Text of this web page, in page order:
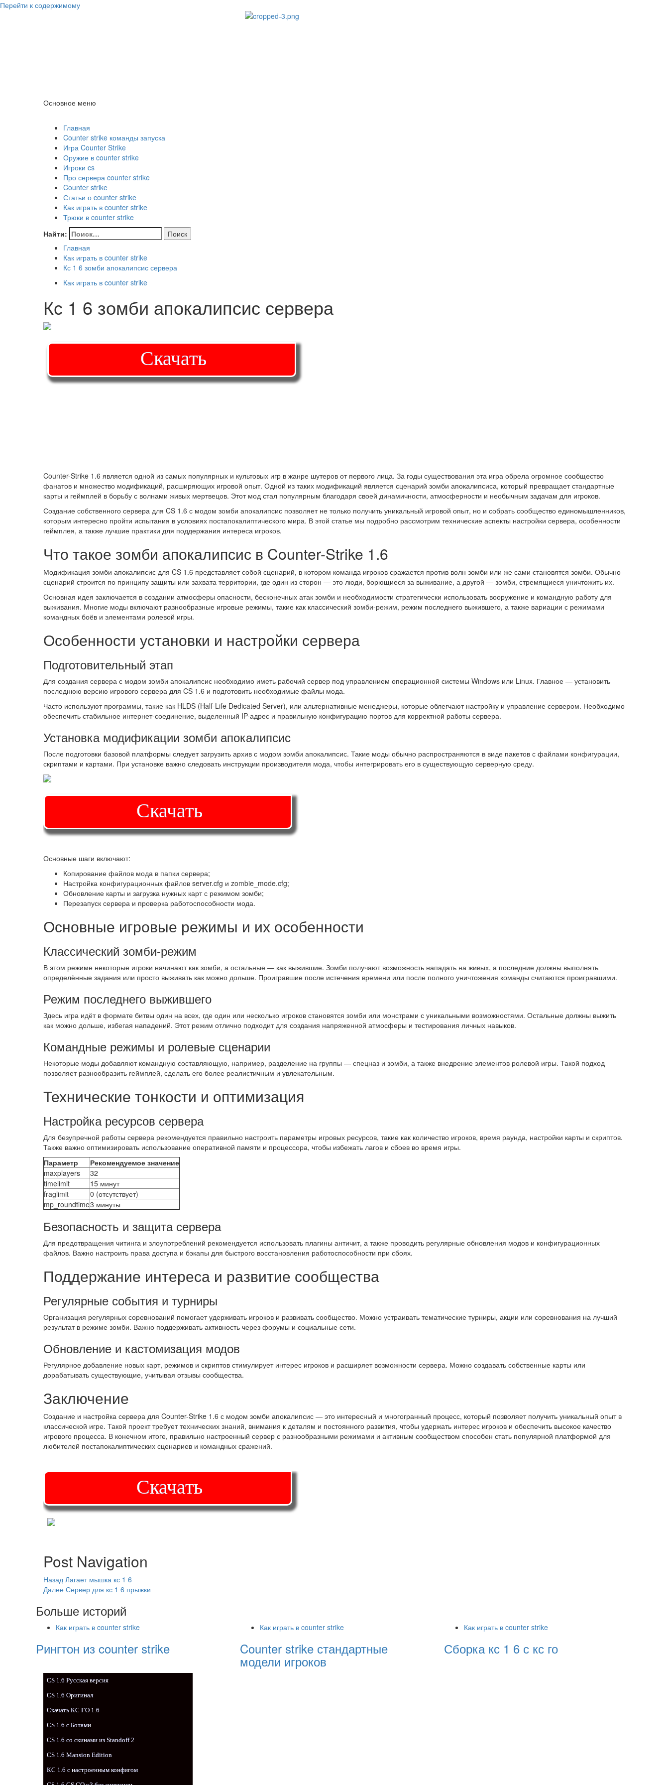
Перейти к содержимому
Основное меню
Главная
Counter strike команды запуска
Игра Counter Strike
Оружие в counter strike
Игроки cs
Про сервера counter strike
Counter strike
Статьи о counter strike
Как играть в counter strike
Трюки в counter strike
Найти:
Главная
Как играть в counter strike
Кс 1 6 зомби апокалипсис сервера
Как играть в counter strike
Кс 1 6 зомби апокалипсис сервера
Скачать
Counter-Strike 1.6 является одной из самых популярных и культовых игр в жанре шутеров от первого лица. За годы существования эта игра обрела огромное сообщество
фанатов и множество модификаций, расширяющих игровой опыт. Одной из таких модификаций является сценарий зомби апокалипсиса, который превращает стандартные
карты и геймплей в борьбу с волнами живых мертвецов. Этот мод стал популярным благодаря своей динамичности, атмосферности и необычным задачам для игроков.
Создание собственного сервера для CS 1.6 с модом зомби апокалипсис позволяет не только получить уникальный игровой опыт, но и собрать сообщество единомышленников,
которым интересно пройти испытания в условиях постапокалиптического мира. В этой статье мы подробно рассмотрим технические аспекты настройки сервера, особенности
геймплея, а также лучшие практики для поддержания интереса игроков.
Что такое зомби апокалипсис в Counter-Strike 1.6
Модификация зомби апокалипсис для CS 1.6 представляет собой сценарий, в котором команда игроков сражается против волн зомби или же сами становятся зомби. Обычно
сценарий строится по принципу защиты или захвата территории, где один из сторон — это люди, борющиеся за выживание, а другой — зомби, стремящиеся уничтожить их.
Основная идея заключается в создании атмосферы опасности, бесконечных атак зомби и необходимости стратегически использовать вооружение и командную работу для
выживания. Многие моды включают разнообразные игровые режимы, такие как классический зомби-режим, режим последнего выжившего, а также вариации с режимами
командных боёв и элементами ролевой игры.
Особенности установки и настройки сервера
Подготовительный этап
Для создания сервера с модом зомби апокалипсис необходимо иметь рабочий сервер под управлением операционной системы Windows или Linux. Главное — установить
последнюю версию игрового сервера для CS 1.6 и подготовить необходимые файлы мода.
Часто используют программы, такие как HLDS (Half-Life Dedicated Server), или альтернативные менеджеры, которые облегчают настройку и управление сервером. Необходимо
обеспечить стабильное интернет-соединение, выделенный IP-адрес и правильную конфигурацию портов для корректной работы сервера.
Установка модификации зомби апокалипсис
После подготовки базовой платформы следует загрузить архив с модом зомби апокалипсис. Такие моды обычно распространяются в виде пакетов с файлами конфигурации,
скриптами и картами. При установке важно следовать инструкции производителя мода, чтобы интегрировать его в существующую серверную среду.
Скачать
Основные шаги включают:
Копирование файлов мода в папки сервера;
Настройка конфигурационных файлов server.cfg и zombie_mode.cfg;
Обновление карты и загрузка нужных карт с режимом зомби;
Перезапуск сервера и проверка работоспособности мода.
Основные игровые режимы и их особенности
Классический зомби-режим
В этом режиме некоторые игроки начинают как зомби, а остальные — как выжившие. Зомби получают возможность нападать на живых, а последние должны выполнять
определённые задания или просто выживать как можно дольше. Проигравшие после истечения времени или после полного уничтожения команды считаются проигравшими.
Режим последнего выжившего
Здесь игра идёт в формате битвы один на всех, где один или несколько игроков становятся зомби или монстрами с уникальными возможностями. Остальные должны выжить
как можно дольше, избегая нападений. Этот режим отлично подходит для создания напряженной атмосферы и тестирования личных навыков.
Командные режимы и ролевые сценарии
Некоторые моды добавляют командную составляющую, например, разделение на группы — спецназ и зомби, а также внедрение элементов ролевой игры. Такой подход
позволяет разнообразить геймплей, сделать его более реалистичным и увлекательным.
Технические тонкости и оптимизация
Настройка ресурсов сервера
Для безупречной работы сервера рекомендуется правильно настроить параметры игровых ресурсов, такие как количество игроков, время раунда, настройки карты и скриптов.
Также важно оптимизировать использование оперативной памяти и процессора, чтобы избежать лагов и сбоев во время игры.
Параметр
Рекомендуемое значение
maxplayers
32
timelimit
15 минут
fraglimit
0 (отсутствует)
mp_roundtime3 минуты
Безопасность и защита сервера
Для предотвращения читинга и злоупотреблений рекомендуется использовать плагины античит, а также проводить регулярные обновления модов и конфигурационных
файлов. Важно настроить права доступа и бэкапы для быстрого восстановления работоспособности при сбоях.
Поддержание интереса и развитие сообщества
Регулярные события и турниры
Организация регулярных соревнований помогает удерживать игроков и развивать сообщество. Можно устраивать тематические турниры, акции или соревнования на лучший
результат в режиме зомби. Важно поддерживать активность через форумы и социальные сети.
Обновление и кастомизация модов
Регулярное добавление новых карт, режимов и скриптов стимулирует интерес игроков и расширяет возможности сервера. Можно создавать собственные карты или
дорабатывать существующие, учитывая отзывы сообщества.
Заключение
Создание и настройка сервера для Counter-Strike 1.6 с модом зомби апокалипсис — это интересный и многогранный процесс, который позволяет получить уникальный опыт в
классической игре. Такой проект требует технических знаний, внимания к деталям и постоянного развития, чтобы удержать интерес игроков и обеспечить высокое качество
игрового процесса. В конечном итоге, правильно настроенный сервер с разнообразными режимами и активным сообществом способен стать популярной платформой для
любителей постапокалиптических сценариев и командных сражений.
Скачать
Post Navigation
Назад Лагает мышка кс 1 6
Далее Сервер для кс 1 6 прыжки
Больше историй
Как играть в counter strike
Рингтон из counter strike
Как играть в counter strike
Counter strike стандартные
модели игроков
Как играть в counter strike
Сборка кс 1 6 с кс го
CS 1.6 Русская версия
CS 1.6 Оригинал
Скачать КС ГО 1.6
CS 1.6 с Ботами
CS 1.6 со скинами из Standoff 2
CS 1.6 Mansion Edition
КС 1.6 с настроенным конфигом